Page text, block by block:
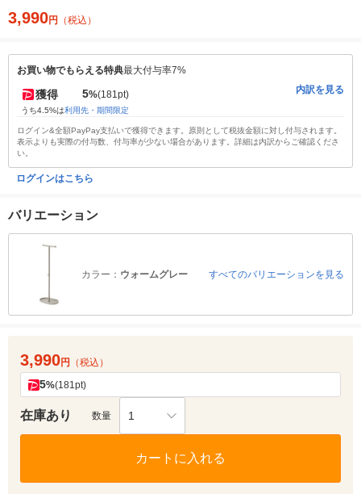
3,990円 （税込）
お買い物でもらえる特典最大付与率7%
獲得 5%(181pt)
うち4.5%は利用先・期間限定
内訳を見る
ログイン&全額PayPay支払いで獲得できます。原則として税抜金額に対し付与されます。
表示よりも実際の付与数、付与率が少ない場合があります。詳細は内訳からご確認くださ
い。
ログインはこちら
バリエーション
カラー： ウォームグレー すべてのバリエーションを見る
3,990円 （税込）
5%(181pt)
在庫あり 数量 1
カートに入れる